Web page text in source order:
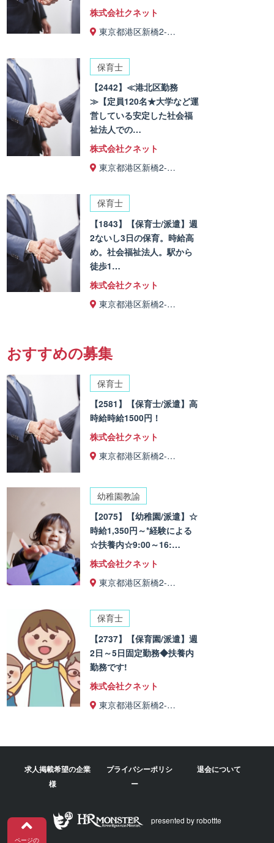
株式会社クネット
東京都港区新橋2-…
保育士
【2442】≪港北区勤務
≫【定員120名★大学など運
営している安定した社会福
祉法人での…
株式会社クネット
東京都港区新橋2-…
保育士
【1843】【保育士/派遣】週
2ないし3日の保育。時給高
め。社会福祉法人。駅から
徒歩1…
株式会社クネット
東京都港区新橋2-…
おすすめの募集
保育士
【2581】【保育士/派遣】高
時給時給1500円！
株式会社クネット
東京都港区新橋2-…
幼稚園教諭
【2075】【幼稚園/派遣】☆
時給1,350円～*経験による
☆扶養内☆9:00～16:…
株式会社クネット
東京都港区新橋2-…
保育士
【2737】【保育園/派遣】週
2日～5日固定勤務◆扶養内
勤務です!
株式会社クネット
東京都港区新橋2-…
ページの
求人掲載希望の企業
様
プライバシーポリシ
ー
退会について
presented by robottte